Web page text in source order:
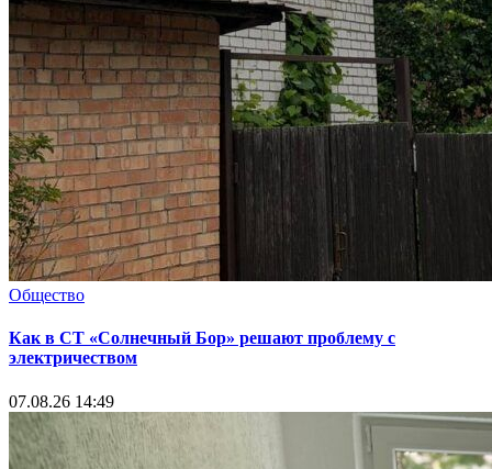
Общество
Как в СТ «Солнечный Бор» решают проблему с
электричеством
07.08.26 14:49